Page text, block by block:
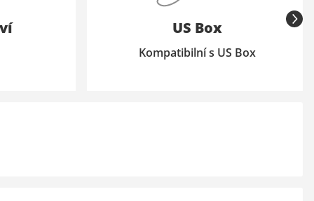
US Box
Kompatibilní s US Box